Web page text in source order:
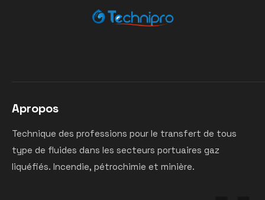
Apropos
Technique des professions pour le transfert de tous
type de fluides dans les secteurs portuaires gaz
liquéfiés. Incendie, pétrochimie et minière.